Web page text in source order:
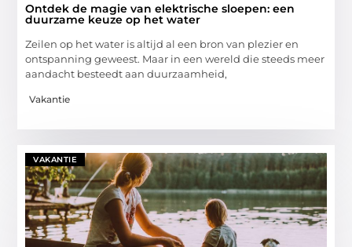
Ontdek de magie van elektrische sloepen: een
duurzame keuze op het water
Zeilen op het water is altijd al een bron van plezier en
ontspanning geweest. Maar in een wereld die steeds meer
aandacht besteedt aan duurzaamheid,
Vakantie
VAKANTIE